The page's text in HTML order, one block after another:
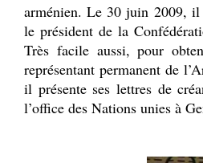
arménien. Le 30 juin 2009, il
le président de la
Très facile aussi, pour
représentant permanent de
il présente ses lettres de
l’office des Nations unies à